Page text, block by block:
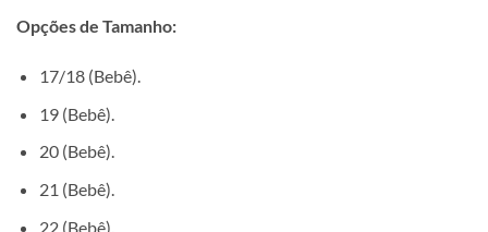
Opções de Tamanho:
17/18 (Bebê).
19 (Bebê).
20 (Bebê).
21 (Bebê).
22 (Bebê).